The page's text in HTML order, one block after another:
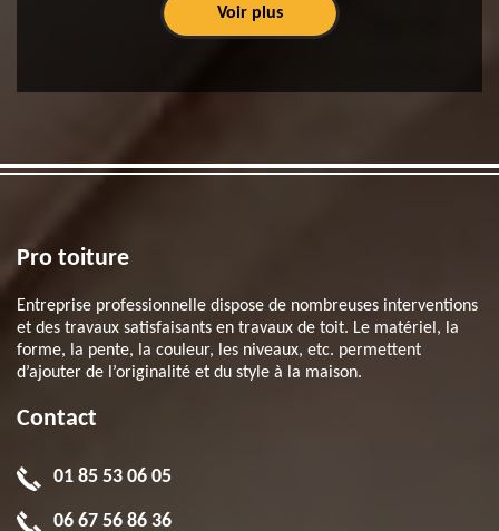
Voir plus
Pro toiture
Entreprise professionnelle dispose de nombreuses interventions
et des travaux satisfaisants en travaux de toit. Le matériel, la
forme, la pente, la couleur, les niveaux, etc. permettent
d’ajouter de l’originalité et du style à la maison.
Contact
01 85 53 06 05
06 67 56 86 36